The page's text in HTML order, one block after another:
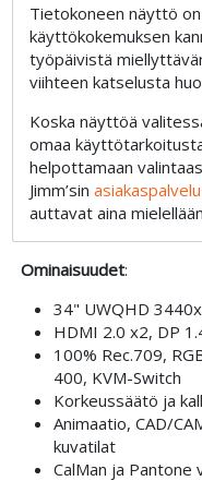
Tietokoneen näyttö
käyttökokemuksen
työpäivistä
viihteen katselusta
Koska näyttöä
omaa
helpottamaan
Jimm’sinasiakaspalvelu
auttavat aina
Ominaisuudet:
34" UWQHD
HDMI 2.0 x2, DP
100% Rec.709,
400, KVM-Switch
Korkeussäätö ja
Animaatio, CAD/
kuvatilat
CalMan ja Pantone